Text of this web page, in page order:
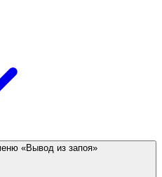
«Вывод из запоя»